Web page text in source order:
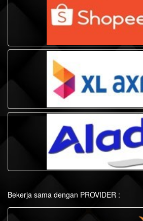
Bekerja sama dengan PROVIDER :